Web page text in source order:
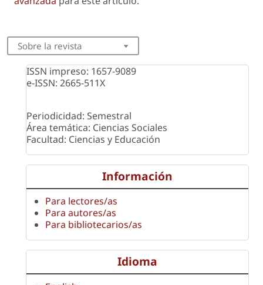
Sobre la revista
ISSN impreso: 1657-9089
e-ISSN: 2665-511X
Periodicidad: Semestral
Área temática: Ciencias Sociales
Facultad: Ciencias y Educación
Información
Para lectores/as
Para autores/as
Para bibliotecarios/as
Idioma